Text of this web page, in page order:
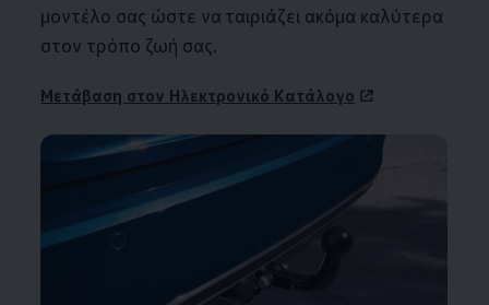
μοντέλο σας ώστε να ταιριάζει ακόμα καλύτερα
στον τρόπο ζωή σας.
Μετάβαση στον Ηλεκτρονικό Κατάλογο